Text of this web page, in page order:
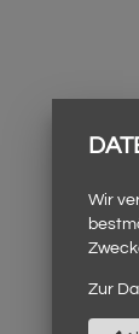
Wir
Zur